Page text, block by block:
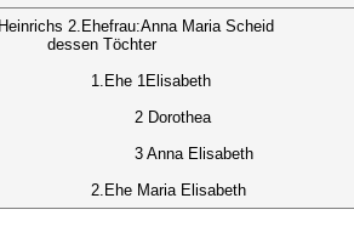
Heinrichs 2.Ehefrau:Anna Maria Scheid
dessen Töchter
1.Ehe 1Elisabeth
2 Dorothea
3 Anna Elisabeth
2.Ehe Maria Elisabeth